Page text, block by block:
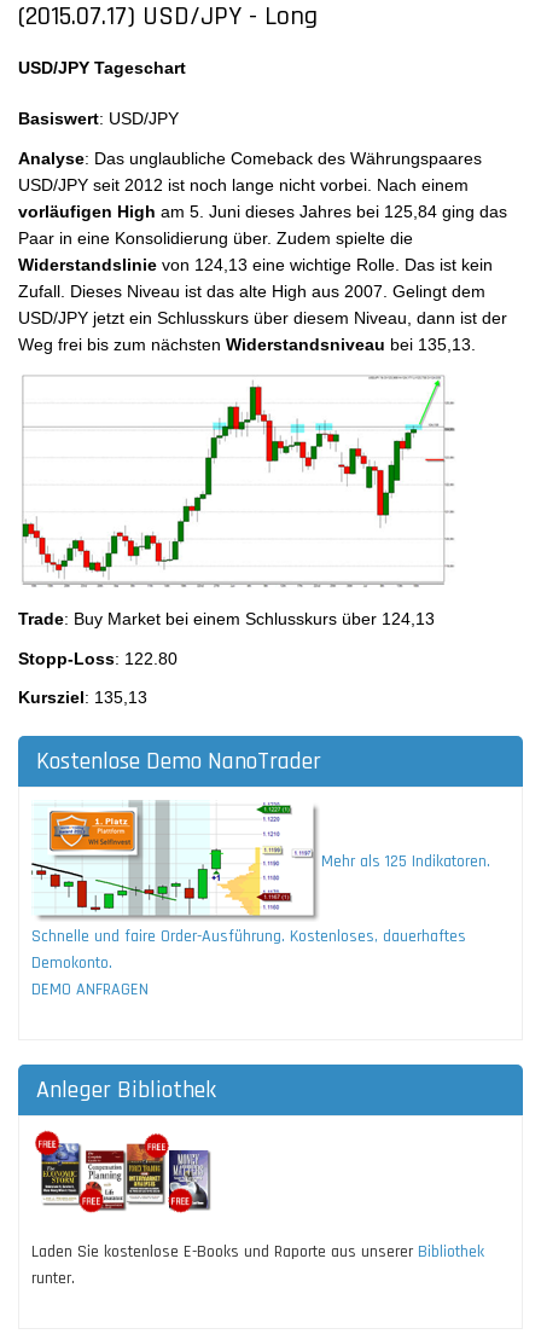
(2015.07.17) USD/JPY - Long
USD/JPY Tageschart
Basiswert: USD/JPY
Analyse: Das unglaubliche Comeback des Währungspaares
USD/JPY seit 2012 ist noch lange nicht vorbei. Nach einem
vorläufigen High am 5. Juni dieses Jahres bei 125,84 ging das
Paar in eine Konsolidierung über. Zudem spielte die
Widerstandslinie von 124,13 eine wichtige Rolle. Das ist kein
Zufall. Dieses Niveau ist das alte High aus 2007. Gelingt dem
USD/JPY jetzt ein Schlusskurs über diesem Niveau, dann ist der
Weg frei bis zum nächsten Widerstandsniveau bei 135,13.
Trade: Buy Market bei einem Schlusskurs über 124,13
Stopp-Loss: 122.80
Kursziel: 135,13
Kostenlose Demo NanoTrader
Mehr als 125 Indikatoren.
Schnelle und faire Order-Ausführung. Kostenloses, dauerhaftes
Demokonto.
DEMO ANFRAGEN
Anleger Bibliothek
Laden Sie kostenlose E-Books und Raporte aus unserer Bibliothek
runter.